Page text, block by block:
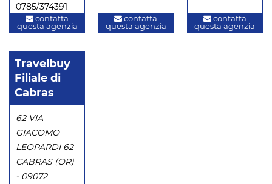
0785/374391
contatta
questa agenzia
contatta
questa agenzia
contatta
questa agenzia
Travelbuy
Filiale di
Cabras
62 VIA
GIACOMO
LEOPARDI 62
CABRAS (OR)
- 09072